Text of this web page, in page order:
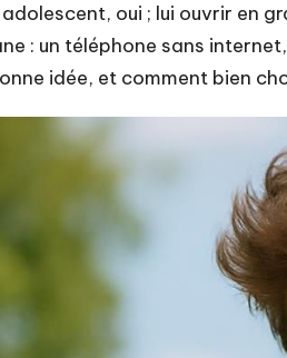
oui ; lui ouvrir en
: un téléphone sans
idée, et comment bien